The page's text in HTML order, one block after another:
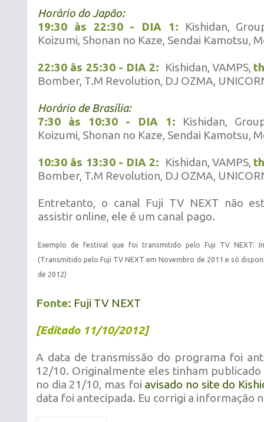
Horário do Japão:
19:30 às 22:30 - DIA 1: Kishidan,
Koizumi, Shonan no Kaze, Sendai Kamotsu,
22:30 âs 25:30 - DIA 2: Kishidan, VAMPS,
Bomber, T.M Revolution, DJ OZMA,
Horário de Brasília:
7:30 às 10:30 - DIA 1: Kishidan,
Koizumi, Shonan no Kaze, Sendai Kamotsu,
10:30 âs 13:30 - DIA 2: Kishidan, VAMPS,
Bomber, T.M Revolution, DJ OZMA,
Entretanto, o canal Fuji TV NEXT não
assistir online, ele é um canal pago.
Exemplo de festival que foi transmitido pelo Fuji TV NEXT:
(Transmitido pelo Fuji TV NEXT em Novembro de 2011 e só
de 2012)
Fonte: Fuji TV NEXT
[Editado 11/10/2012]
A data de transmissão do programa foi
12/10. Originalmente eles tinham publicado
no dia 21/10, mas foi avisado no site do
data foi antecipada. Eu corrigi a informação